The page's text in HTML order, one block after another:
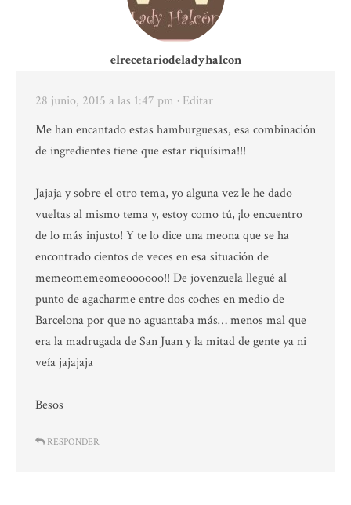
elrecetariodeladyhalcon
28 junio, 2015 a las 1:47 pm · Editar
Me han encantado estas hamburguesas, esa combinación
de ingredientes tiene que estar riquísima!!!
Jajaja y sobre el otro tema, yo alguna vez le he dado
vueltas al mismo tema y, estoy como tú, ¡lo encuentro
de lo más injusto! Y te lo dice una meona que se ha
encontrado cientos de veces en esa situación de
memeomemeomeoooooo!! De jovenzuela llegué al
punto de agacharme entre dos coches en medio de
Barcelona por que no aguantaba más… menos mal que
era la madrugada de San Juan y la mitad de gente ya ni
veía jajajaja
Besos
RESPONDER